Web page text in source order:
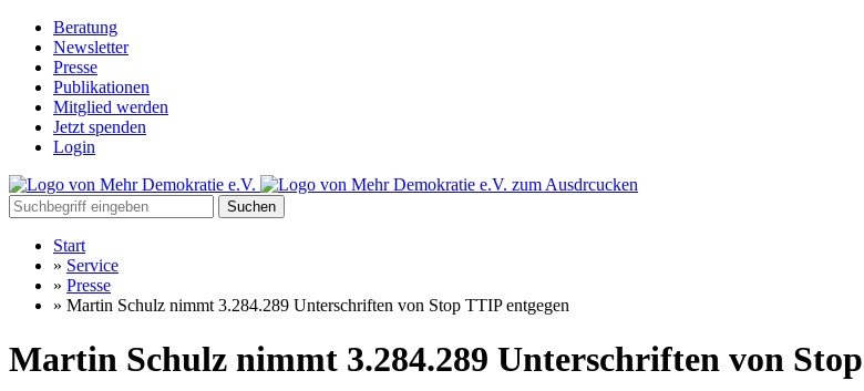
Beratung
Newsletter
Presse
Publikationen
Mitglied werden
Jetzt spenden
Login
Suchen
Start
» Service
» Presse
» Martin Schulz nimmt 3.284.289 Unterschriften von Stop TTIP entgegen
Martin Schulz nimmt 3.284.289 Unterschriften von